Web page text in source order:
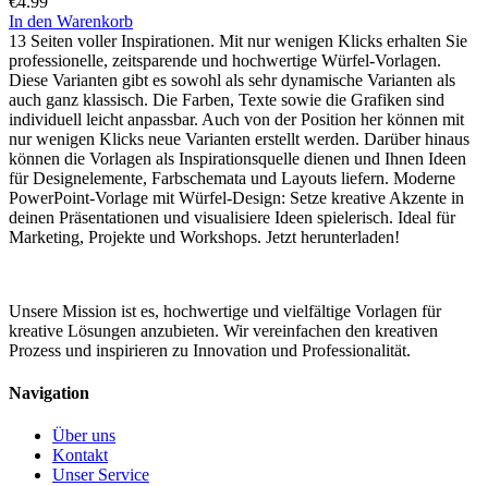
In den Warenkorb
13 Seiten voller Inspirationen. Mit nur wenigen Klicks erhalten Sie
professionelle, zeitsparende und hochwertige Würfel-Vorlagen.
Diese Varianten gibt es sowohl als sehr dynamische Varianten als
auch ganz klassisch. Die Farben, Texte sowie die Grafiken sind
individuell leicht anpassbar. Auch von der Position her können mit
nur wenigen Klicks neue Varianten erstellt werden. Darüber hinaus
können die Vorlagen als Inspirationsquelle dienen und Ihnen Ideen
für Designelemente, Farbschemata und Layouts liefern. Moderne
PowerPoint-Vorlage mit Würfel-Design: Setze kreative Akzente in
deinen Präsentationen und visualisiere Ideen spielerisch. Ideal für
Marketing, Projekte und Workshops. Jetzt herunterladen!
Unsere Mission ist es, hochwertige und vielfältige Vorlagen für
kreative Lösungen anzubieten. Wir vereinfachen den kreativen
Prozess und inspirieren zu Innovation und Professionalität.
Navigation
Über uns
Kontakt
Unser Service